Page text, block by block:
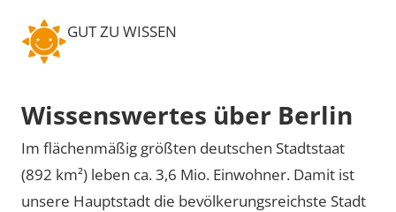
GUT ZU WISSEN
Wissenswertes über Berlin
Im flächenmäßig größten deutschen Stadtstaat
(892 km²) leben ca. 3,6 Mio. Einwohner. Damit ist
unsere Hauptstadt die bevölkerungsreichste Stadt